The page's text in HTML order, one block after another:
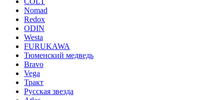
Nomad
Redox
ODIN
Westa
FURUKAWA
Тюменский медведь
Bravo
Vega
Тракт
Русская звезда